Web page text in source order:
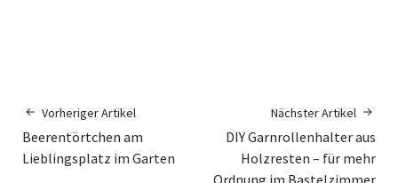
Vorheriger Artikel
Beerentörtchen am
Lieblingsplatz im Garten
Nächster Artikel
DIY Garnrollenhalter aus
Holzresten – für mehr
Ordnung im Bastelzimmer